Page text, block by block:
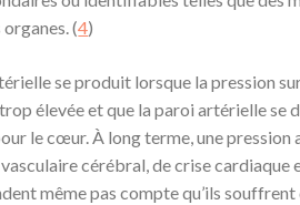
organes. (4)
se produit lorsque la pression
élevée et que la paroi artérielle se
le cœur. À long terme, une pression
cérébral, de crise cardiaque
même pas compte qu’ils souffrent